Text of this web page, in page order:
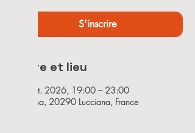
S'inscrire
Heure et lieu
20 sept. 2026, 19:00 – 23:00
Lucciana, 20290 Lucciana, France